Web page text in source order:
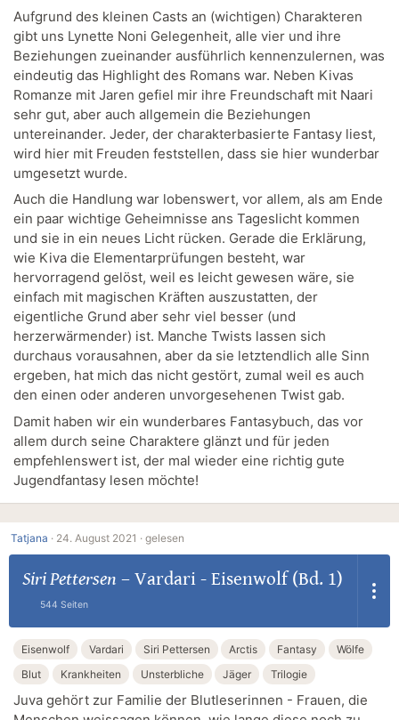
Aufgrund des kleinen Casts an (wichtigen) Charakteren
gibt uns Lynette Noni Gelegenheit, alle vier und ihre
Beziehungen zueinander ausführlich kennenzulernen, was
eindeutig das Highlight des Romans war. Neben Kivas
Romanze mit Jaren gefiel mir ihre Freundschaft mit Naari
sehr gut, aber auch allgemein die Beziehungen
untereinander. Jeder, der charakterbasierte Fantasy liest,
wird hier mit Freuden feststellen, dass sie hier wunderbar
umgesetzt wurde.
Auch die Handlung war lobenswert, vor allem, als am Ende
ein paar wichtige Geheimnisse ans Tageslicht kommen
und sie in ein neues Licht rücken. Gerade die Erklärung,
wie Kiva die Elementarprüfungen besteht, war
hervorragend gelöst, weil es leicht gewesen wäre, sie
einfach mit magischen Kräften auszustatten, der
eigentliche Grund aber sehr viel besser (und
herzerwärmender) ist. Manche Twists lassen sich
durchaus vorausahnen, aber da sie letztendlich alle Sinn
ergeben, hat mich das nicht gestört, zumal weil es auch
den einen oder anderen unvorgesehenen Twist gab.
Damit haben wir ein wunderbares Fantasybuch, das vor
allem durch seine Charaktere glänzt und für jeden
empfehlenswert ist, der mal wieder eine richtig gute
Jugendfantasy lesen möchte!
Tatjana · 24. August 2021 · gelesen
Siri Pettersen – Vardari - Eisenwolf (Bd. 1)
544 Seiten
Eisenwolf Vardari Siri Pettersen Arctis Fantasy
Wölfe
Blut
Krankheiten Unsterbliche Jäger Trilogie
Juva gehört zur Familie der Blutleserinnen - Frauen, die